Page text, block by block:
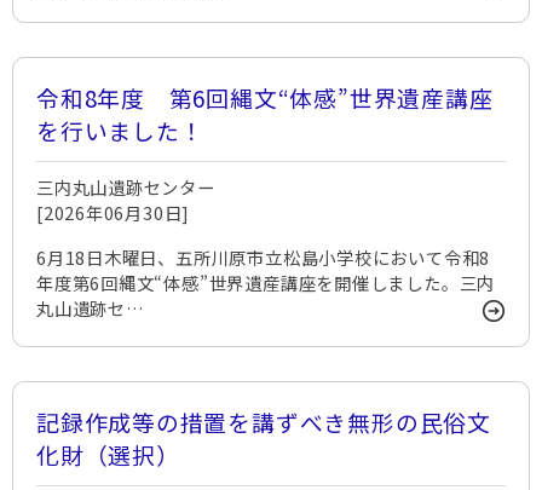
令和8年度 第6回縄文“体感”世界遺産講座
を行いました！
三内丸山遺跡センター
[2026年06月30日]
6月18日木曜日、五所川原市立松島小学校において令和8
年度第6回縄文“体感”世界遺産講座を開催しました。三内
丸山遺跡セ…
記録作成等の措置を講ずべき無形の民俗文
化財（選択）